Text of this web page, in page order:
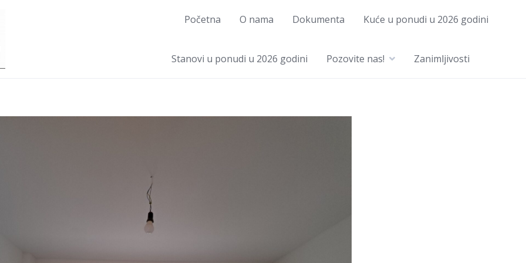
Početna O nama Dokumenta Kuće u ponudi u 2026 godini
Stanovi u ponudi u 2026 godini Pozovite nas! Zanimljivosti